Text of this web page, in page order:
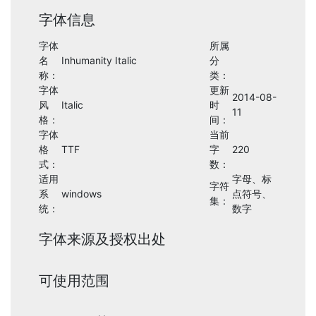
字体信息
字体
名
称：
Inhumanity Italic
所属
分
类：
字体
风
格：
Italic
更新
时
间：
2014-08-
11
字体
格
式：
TTF
当前
字
数：
220
适用
系
统：
windows
字符
集：
字母、标
点符号、
数字
字体来源及授权出处
可使用范围